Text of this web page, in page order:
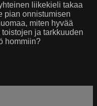
liikekieli takaa
pian onnistumisen
miten hyvää
ja tarkkuuden
hommiin?